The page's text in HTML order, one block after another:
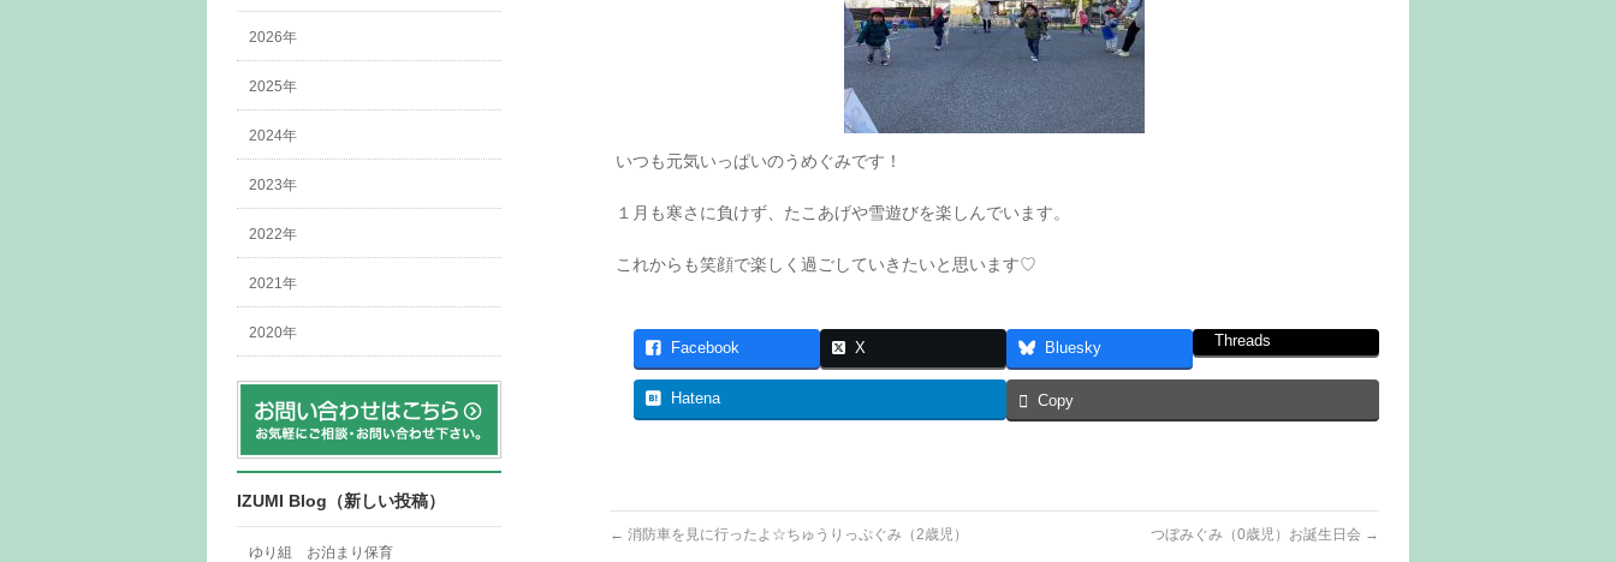
いつも元気いっぱいのうめぐみです！
１月も寒さに負けず、たこあげや雪遊びを楽しんでいます。
これからも笑顔で楽しく過ごしていきたいと思います♡
Facebook X Bluesky Threads
Hatena Copy
← 消防車を見に行ったよ☆ちゅうりっぷぐみ（2歳児） つぼみぐみ（0歳児）お誕生日会 →
2026年
2025年
2024年
2023年
2022年
2021年
2020年
IZUMI Blog（新しい投稿）
ゆり組 お泊まり保育